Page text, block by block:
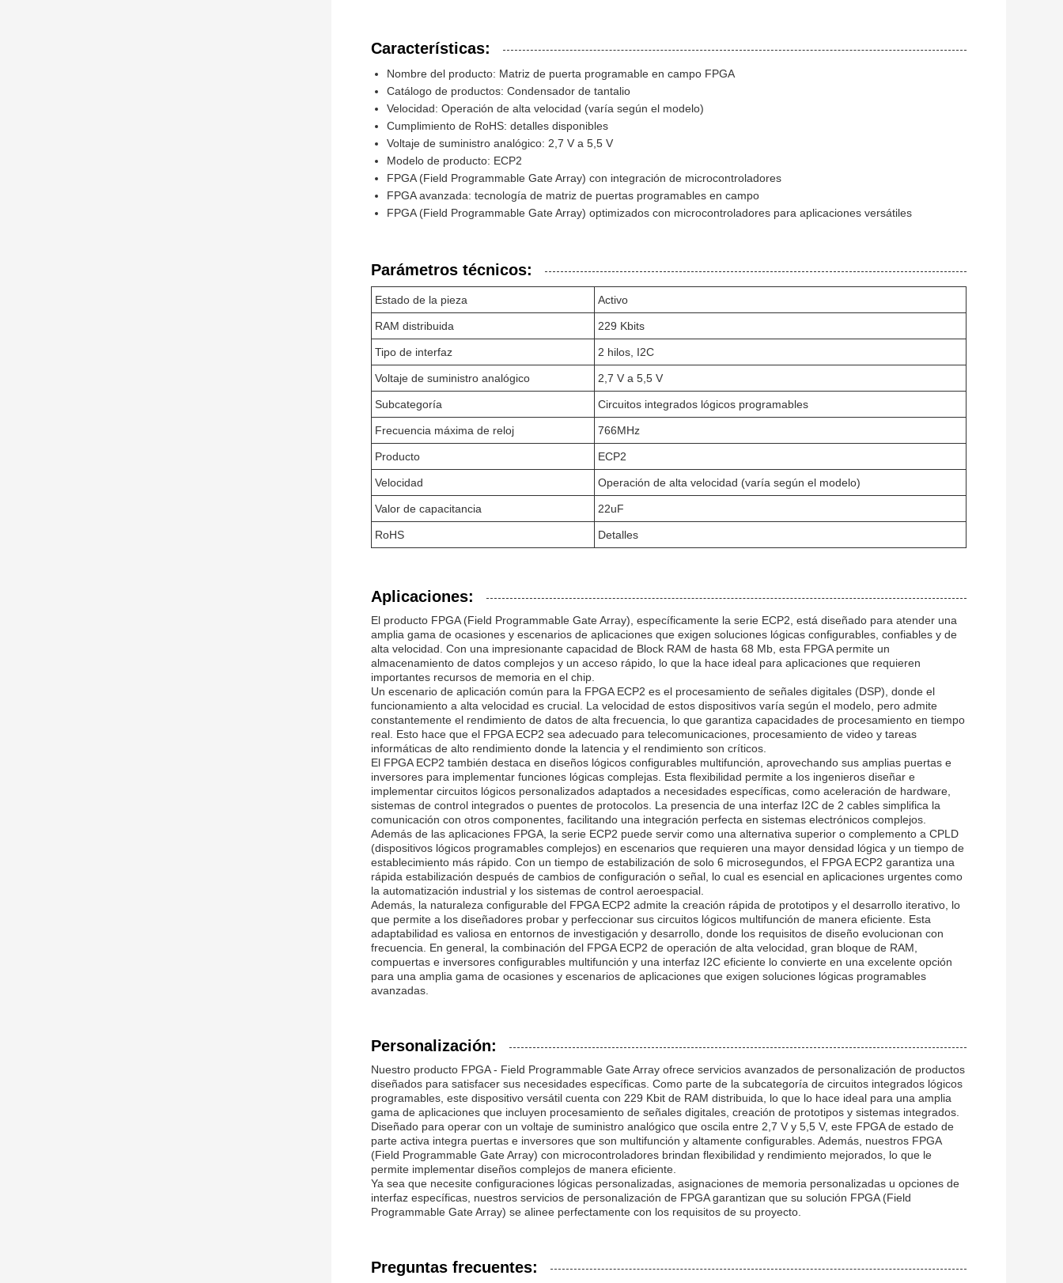
Características:
Nombre del producto: Matriz de puerta programable en campo FPGA
Catálogo de productos: Condensador de tantalio
Velocidad: Operación de alta velocidad (varía según el modelo)
Cumplimiento de RoHS: detalles disponibles
Voltaje de suministro analógico: 2,7 V a 5,5 V
Modelo de producto: ECP2
FPGA (Field Programmable Gate Array) con integración de microcontroladores
FPGA avanzada: tecnología de matriz de puertas programables en campo
FPGA (Field Programmable Gate Array) optimizados con microcontroladores para aplicaciones versátiles
Parámetros técnicos:
Estado de la pieza Activo
RAM distribuida 229 Kbits
Tipo de interfaz 2 hilos, I2C
Voltaje de suministro analógico 2,7 V a 5,5 V
Subcategoría Circuitos integrados lógicos programables
Frecuencia máxima de reloj 766MHz
Producto ECP2
Velocidad Operación de alta velocidad (varía según el modelo)
Valor de capacitancia 22uF
RoHS Detalles
Aplicaciones:
El producto FPGA (Field Programmable Gate Array), específicamente la serie ECP2, está diseñado para atender una
amplia gama de ocasiones y escenarios de aplicaciones que exigen soluciones lógicas configurables, confiables y de
alta velocidad. Con una impresionante capacidad de Block RAM de hasta 68 Mb, esta FPGA permite un
almacenamiento de datos complejos y un acceso rápido, lo que la hace ideal para aplicaciones que requieren
importantes recursos de memoria en el chip.
Un escenario de aplicación común para la FPGA ECP2 es el procesamiento de señales digitales (DSP), donde el
funcionamiento a alta velocidad es crucial. La velocidad de estos dispositivos varía según el modelo, pero admite
constantemente el rendimiento de datos de alta frecuencia, lo que garantiza capacidades de procesamiento en tiempo
real. Esto hace que el FPGA ECP2 sea adecuado para telecomunicaciones, procesamiento de video y tareas
informáticas de alto rendimiento donde la latencia y el rendimiento son críticos.
El FPGA ECP2 también destaca en diseños lógicos configurables multifunción, aprovechando sus amplias puertas e
inversores para implementar funciones lógicas complejas. Esta flexibilidad permite a los ingenieros diseñar e
implementar circuitos lógicos personalizados adaptados a necesidades específicas, como aceleración de hardware,
sistemas de control integrados o puentes de protocolos. La presencia de una interfaz I2C de 2 cables simplifica la
comunicación con otros componentes, facilitando una integración perfecta en sistemas electrónicos complejos.
Además de las aplicaciones FPGA, la serie ECP2 puede servir como una alternativa superior o complemento a CPLD
(dispositivos lógicos programables complejos) en escenarios que requieren una mayor densidad lógica y un tiempo de
establecimiento más rápido. Con un tiempo de estabilización de solo 6 microsegundos, el FPGA ECP2 garantiza una
rápida estabilización después de cambios de configuración o señal, lo cual es esencial en aplicaciones urgentes como
la automatización industrial y los sistemas de control aeroespacial.
Además, la naturaleza configurable del FPGA ECP2 admite la creación rápida de prototipos y el desarrollo iterativo, lo
que permite a los diseñadores probar y perfeccionar sus circuitos lógicos multifunción de manera eficiente. Esta
adaptabilidad es valiosa en entornos de investigación y desarrollo, donde los requisitos de diseño evolucionan con
frecuencia. En general, la combinación del FPGA ECP2 de operación de alta velocidad, gran bloque de RAM,
compuertas e inversores configurables multifunción y una interfaz I2C eficiente lo convierte en una excelente opción
para una amplia gama de ocasiones y escenarios de aplicaciones que exigen soluciones lógicas programables
avanzadas.
Personalización:
Nuestro producto FPGA - Field Programmable Gate Array ofrece servicios avanzados de personalización de productos
diseñados para satisfacer sus necesidades específicas. Como parte de la subcategoría de circuitos integrados lógicos
programables, este dispositivo versátil cuenta con 229 Kbit de RAM distribuida, lo que lo hace ideal para una amplia
gama de aplicaciones que incluyen procesamiento de señales digitales, creación de prototipos y sistemas integrados.
Diseñado para operar con un voltaje de suministro analógico que oscila entre 2,7 V y 5,5 V, este FPGA de estado de
parte activa integra puertas e inversores que son multifunción y altamente configurables. Además, nuestros FPGA
(Field Programmable Gate Array) con microcontroladores brindan flexibilidad y rendimiento mejorados, lo que le
permite implementar diseños complejos de manera eficiente.
Ya sea que necesite configuraciones lógicas personalizadas, asignaciones de memoria personalizadas u opciones de
interfaz específicas, nuestros servicios de personalización de FPGA garantizan que su solución FPGA (Field
Programmable Gate Array) se alinee perfectamente con los requisitos de su proyecto.
Preguntas frecuentes: